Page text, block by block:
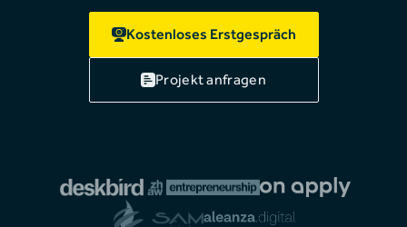
Kostenloses Erstgespräch
Projekt anfragen